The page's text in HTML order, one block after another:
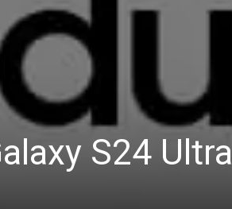
S24 Ultra